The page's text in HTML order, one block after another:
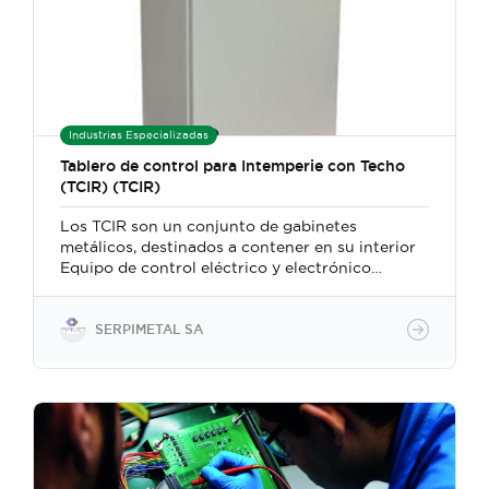
Industrias Especializadas
Tablero de control para Intemperie con Techo
(TCIR) (TCIR)
Los TCIR son un conjunto de gabinetes
metálicos, destinados a contener en su interior
Equipo de control eléctrico y electrónico
eléctricas fundamentalmente industriales, que
Están fabricados en lámina de acero rolado en
CNC, y son acabados con dos capas de pintura
en polvo aplicadas de manera electrostática y
curadas al horno, una base epóxica que
proporciona excelentes propiedades
SERPIMETAL SA